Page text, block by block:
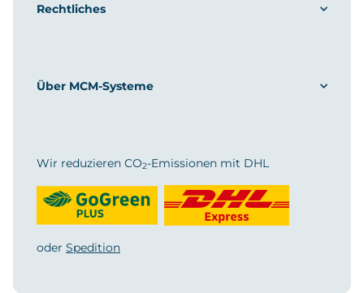
Rechtliches
Über MCM-Systeme
Wir reduzieren CO2-Emissionen mit DHL
oder Spedition